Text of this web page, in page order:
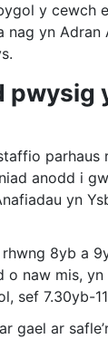
y cewch
nag yn Adran
pwysig
parhaus
anodd i
yn
8yb a
o naw mis,
sef 7.30yb-
gael ar